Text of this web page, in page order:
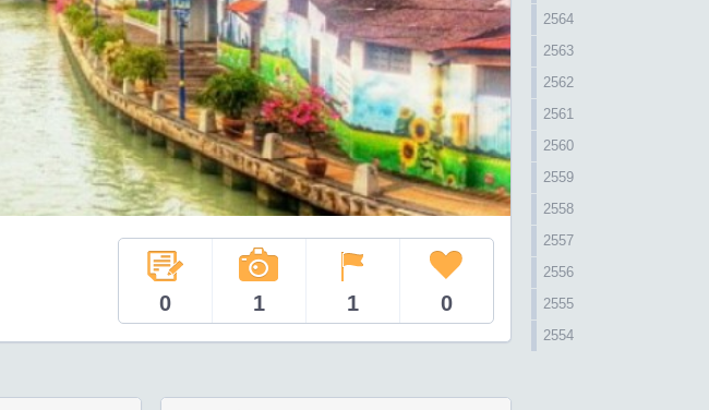
2564
2563
2562
2561
2560
2559
2558
2557
2556
2555
2554
0 1 1 0